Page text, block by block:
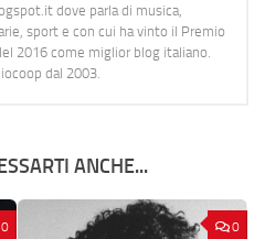
dove parla di musica,
sport e con cui ha vinto il Premio
2016 come miglior blog italiano.
dal 2003.
ANCHE...
0 0